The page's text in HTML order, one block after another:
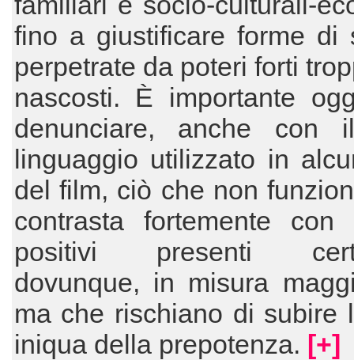
fino a giustificare forme di
perpetrate da poteri forti
nascosti. È importante
denunciare, anche con
linguaggio utilizzato in
del film, ciò che non
contrasta fortemente
positivi presenti
dovunque, in misura
ma che rischiano di subire
iniqua della prepotenza. [+]